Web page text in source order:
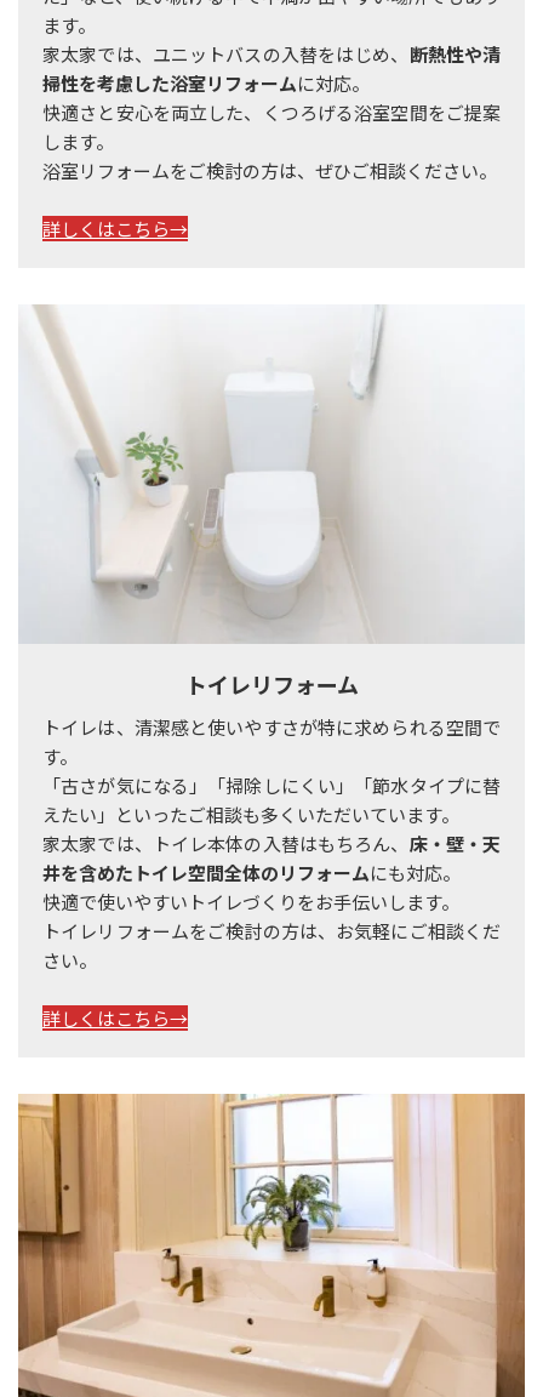
ます。
家太家では、ユニットバスの入替をはじめ、 断熱性や清
掃性を考慮した浴室リフォームに対応。
快適さと安心を両立した、くつろげる浴室空間をご提案
します。
浴室リフォームをご検討の方は、ぜひご相談ください。
詳しくはこちら→
トイレリフォーム
トイレは、清潔感と使いやすさが特に求められる空間で
す。
「古さが気になる」「掃除しにくい」「節水タイプに替
えたい」といったご相談も多くいただいています。
家太家では、トイレ本体の入替はもちろん、 床・壁・天
井を含めたトイレ空間全体のリフォームにも対応。
快適で使いやすいトイレづくりをお手伝いします。
トイレリフォームをご検討の方は、お気軽にご相談くだ
さい。
詳しくはこちら→